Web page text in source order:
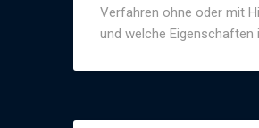
Verfahren ohne oder mit
und welche Eigenschaften